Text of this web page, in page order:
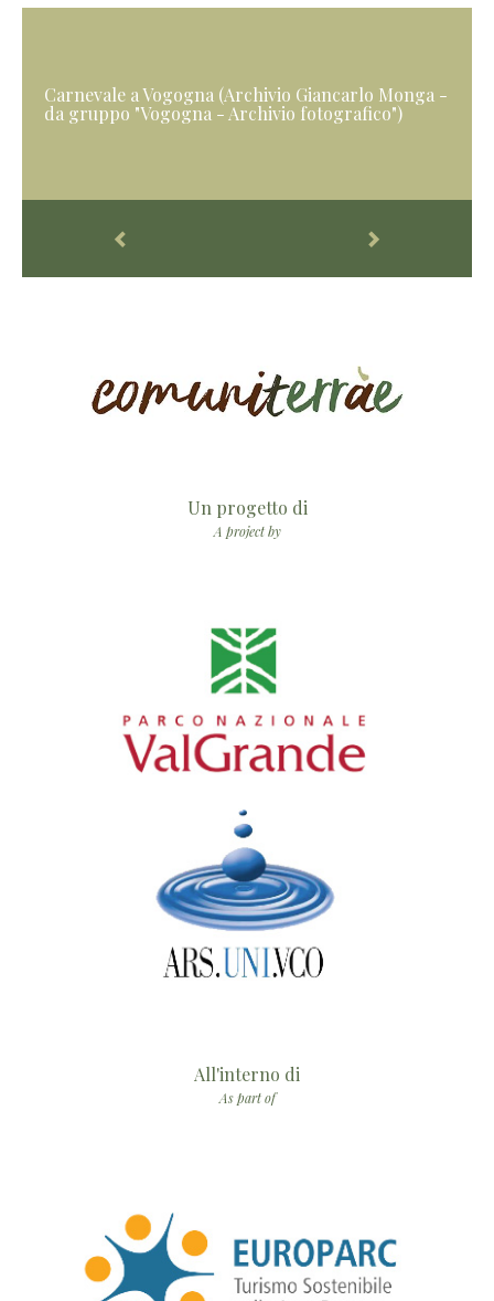
Carnevale a Vogogna (Archivio Giancarlo Monga -
da gruppo "Vogogna - Archivio fotografico")
Un progetto di
A project by
All'interno di
As part of